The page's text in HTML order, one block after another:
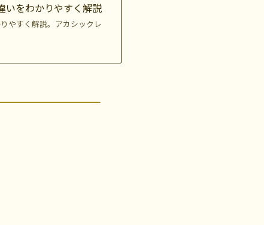
いをわかりやすく解説
やすく解説。アカシックレ